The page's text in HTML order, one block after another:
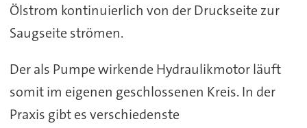
Ölstrom kontinuierlich von der Druckseite zur
Saugseite strömen.
Der als Pumpe wirkende Hydraulikmotor läuft
somit im eigenen geschlossenen Kreis. In der
Praxis gibt es verschiedenste